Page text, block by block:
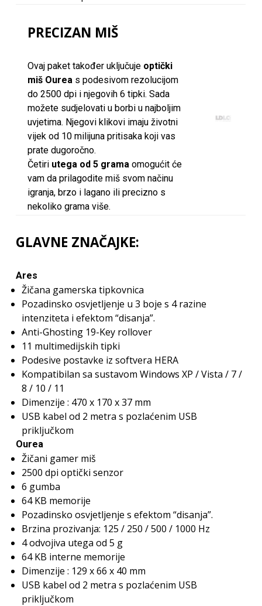
PRECIZAN MIŠ
Ovaj paket također uključuje optički
miš Ourea s podesivom rezolucijom
do 2500 dpi i njegovih 6 tipki. Sada
možete sudjelovati u borbi u najboljim
uvjetima. Njegovi klikovi imaju životni
vijek od 10 milijuna pritisaka koji vas
prate dugoročno.
Četiri utega od 5 grama omogućit će
vam da prilagodite miš svom načinu
igranja, brzo i lagano ili precizno s
nekoliko grama više.
GLAVNE ZNAČAJKE:
Ares
Žičana gamerska tipkovnica
Pozadinsko osvjetljenje u 3 boje s 4 razine
intenziteta i efektom “disanja”.
Anti-Ghosting 19-Key rollover
11 multimedijskih tipki
Podesive postavke iz softvera HERA
Kompatibilan sa sustavom Windows XP / Vista / 7 /
8 / 10 / 11
Dimenzije : 470 x 170 x 37 mm
USB kabel od 2 metra s pozlaćenim USB
priključkom
Ourea
Žičani gamer miš
2500 dpi optički senzor
6 gumba
64 KB memorije
Pozadinsko osvjetljenje s efektom “disanja”.
Brzina prozivanja: 125 / 250 / 500 / 1000 Hz
4 odvojiva utega od 5 g
64 KB interne memorije
Dimenzije : 129 x 66 x 40 mm
USB kabel od 2 metra s pozlaćenim USB
priključkom